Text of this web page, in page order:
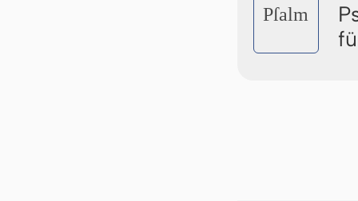
Pſalm